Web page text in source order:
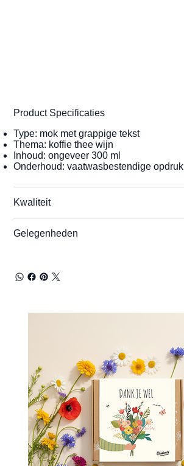
Product Specificaties
Type: mok met grappige tekst
Thema: koffie thee wijn
Inhoud: ongeveer 300 ml
Onderhoud: vaatwasbestendige opdruk
Kwaliteit
Gelegenheden